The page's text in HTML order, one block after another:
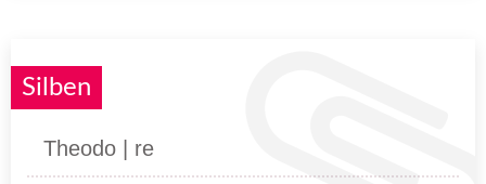
Silben
Theodo | re